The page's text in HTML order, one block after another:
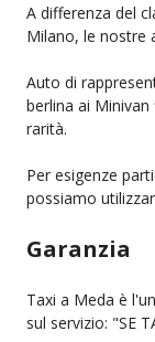
A differenza del
Milano, le nostre
Auto di
berlina ai
rarità.
Per esigenze
possiamo
Garanzia
Taxi a Meda è
sul servizio: "SE